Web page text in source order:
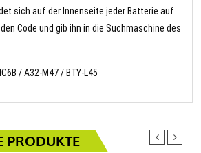
sich auf der Innenseite jeder Batterie auf
Code und gib ihn in die Suchmaschine des
/ A32-M47 / BTY-L45
PRODUKTE